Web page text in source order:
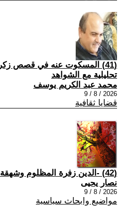
(41) المسكوت عنه في قصص
تحليلية مع الشواهد
محمد عبد الكريم يوسف
2026 / 8 / 9
قضايا ثقافية
(42) -الدين زفرة المظلوم وشهقة المكلوم-[1]
نصار يحيى
2026 / 8 / 9
مواضيع وابحاث سياسية